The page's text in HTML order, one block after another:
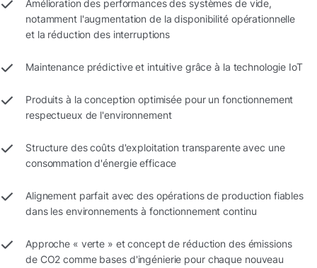
Amélioration des performances des systèmes de vide,
notamment l'augmentation de la disponibilité opérationnelle
et la réduction des interruptions
Maintenance prédictive et intuitive grâce à la technologie IoT
Produits à la conception optimisée pour un fonctionnement
respectueux de l'environnement
Structure des coûts d'exploitation transparente avec une
consommation d'énergie efficace
Alignement parfait avec des opérations de production fiables
dans les environnements à fonctionnement continu
Approche « verte » et concept de réduction des émissions
de CO2 comme bases d'ingénierie pour chaque nouveau